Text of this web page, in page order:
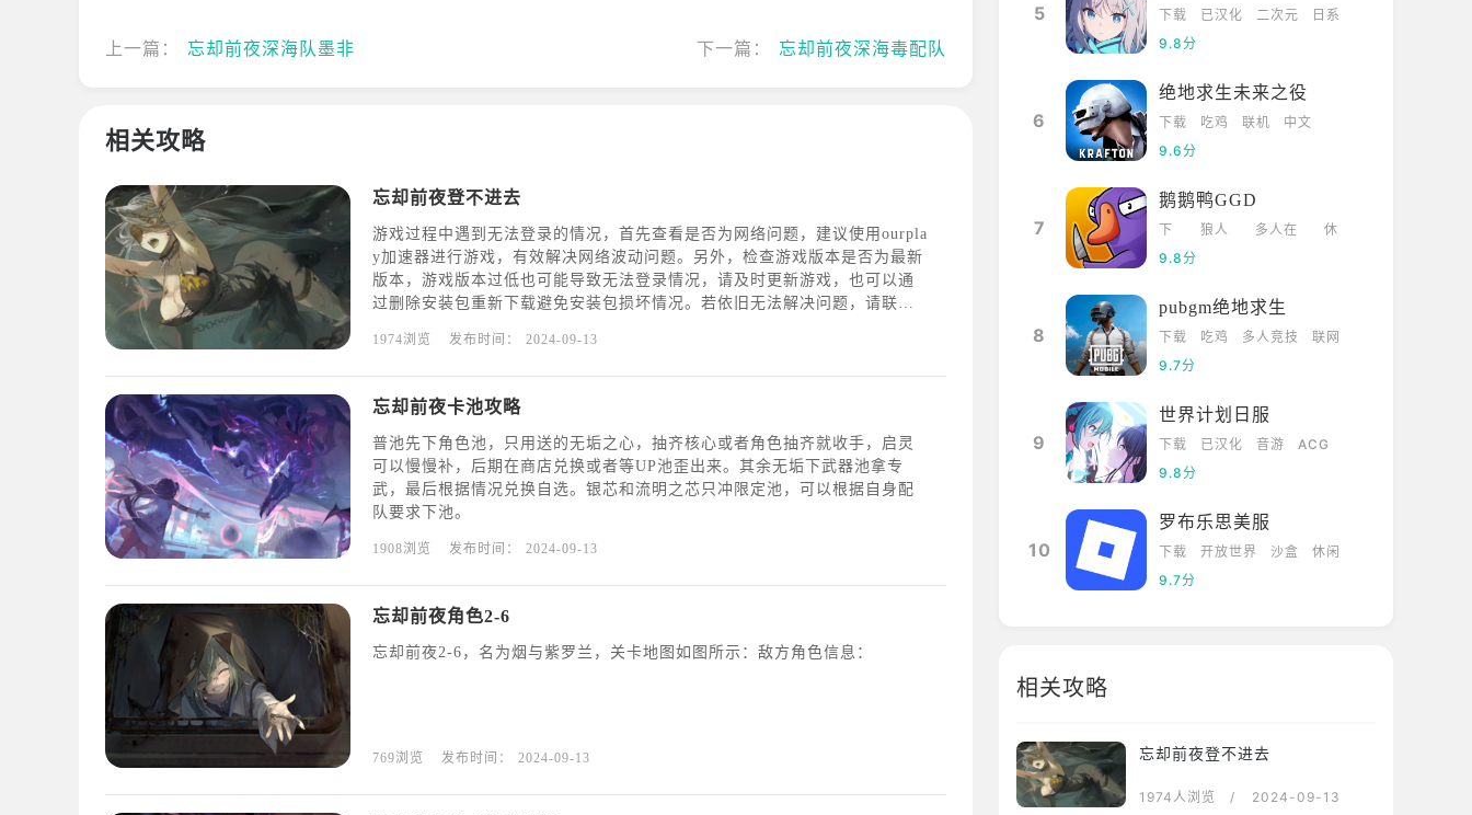
上一篇： 忘却前夜深海队墨非 下一篇： 忘却前夜深海毒配队
相关攻略
忘却前夜登不进去
游戏过程中遇到无法登录的情况，首先查看是否为网络问题，建议使用ourpla
y加速器进行游戏，有效解决网络波动问题。另外，检查游戏版本是否为最新
版本，游戏版本过低也可能导致无法登录情况，请及时更新游戏，也可以通
过删除安装包重新下载避免安装包损坏情况。若依旧无法解决问题，请联系
环境、机型、手机系统版本等信息告知校工。
1974浏览 发布时间： 2024-09-13
忘却前夜卡池攻略
普池先下角色池，只用送的无垢之心，抽齐核心或者角色抽齐就收手，启灵
可以慢慢补，后期在商店兑换或者等UP池歪出来。其余无垢下武器池拿专
武，最后根据情况兑换自选。银芯和流明之芯只冲限定池，可以根据自身配
队要求下池。
1908浏览 发布时间： 2024-09-13
忘却前夜角色2-6
忘却前夜2-6，名为烟与紫罗兰，关卡地图如图所示：敌方角色信息：
769浏览 发布时间： 2024-09-13
5 下载 已汉化 二次元
日系
9.8分
6
绝地求生未来之役
下载 吃鸡 联机
中文
9.6分
7
鹅鹅鸭GGD
下
载
狼人
多人在
休
9.8分
8
pubgm绝地求生
下载 吃鸡 多人竞技
联网
9.7分
9
世界计划日服
下载 已汉化 音游
ACG
9.8分
10
罗布乐思美服
下载 开放世界 沙盒
休闲
9.7分
相关攻略
忘却前夜登不进去
1974人浏览 / 2024-09-13